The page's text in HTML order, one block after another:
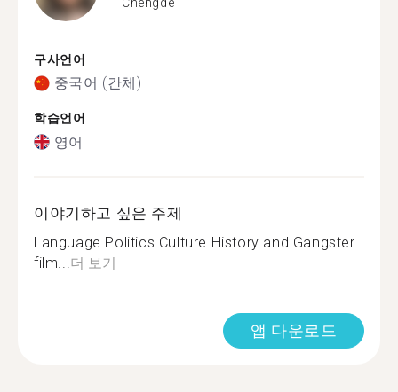
구사언어
중국어 (간체)
학습언어
영어
이야기하고 싶은 주제
Language Politics Culture History and Gangster
film... 더 보기
앱 다운로드